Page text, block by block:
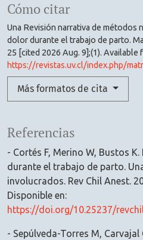
Cómo citar
Una Revisión narrativa de métodos
dolor durante el trabajo de parto.
25 [cited 2026 Aug. 9];(1). Available
https://revistas.uv.cl/index.php/
Más formatos de cita
Referencias
- Cortés F, Merino W, Bustos
durante el trabajo de parto.
involucrados. Rev Chil Anest.
Disponible en:
https://doi.org/10.25237/
- Sepúlveda-Torres M, Carvajal